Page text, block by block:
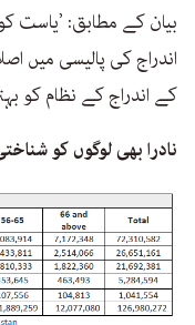
بیان کے مطابق: ’یاست
اندراج کی پالیسی میں
کے اندراج کے نظام کو
نادرا بھی لوگوں کو